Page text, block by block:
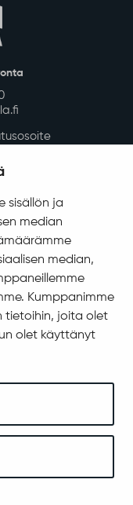
sisällön ja
median
median,
Kumppanimme
tietoihin, joita olet
olet käyttänyt